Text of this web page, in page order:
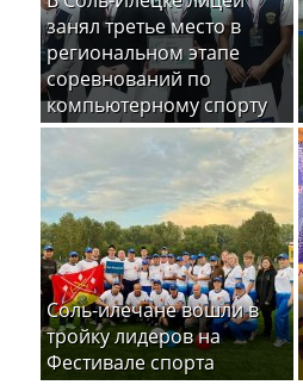
занял третье место в
региональном этапе
соревнований по
компьютерному спорту
Соль-илечане вошли в
тройку лидеров на
Фестивале спорта